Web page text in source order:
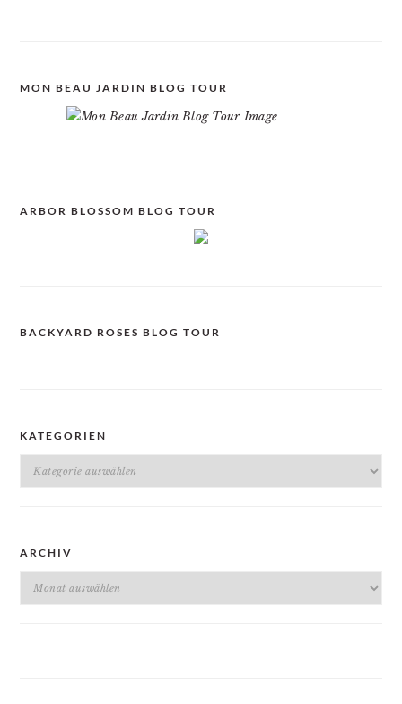
MON BEAU JARDIN BLOG TOUR
ARBOR BLOSSOM BLOG TOUR
BACKYARD ROSES BLOG TOUR
KATEGORIEN
Kategorien
ARCHIV
Archiv